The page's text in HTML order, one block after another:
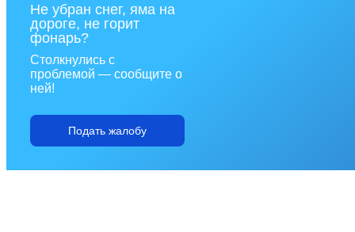
Не убран снег, яма на
дороге, не горит
фонарь?
Столкнулись с
проблемой — сообщите о
ней!
Подать жалобу